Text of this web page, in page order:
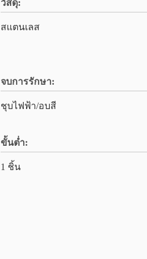
วัสดุ:
สแตนเลส
จบการรักษา:
ชุบไฟฟ้า/อบสี
ขั้นต่ำ:
1 ชิ้น